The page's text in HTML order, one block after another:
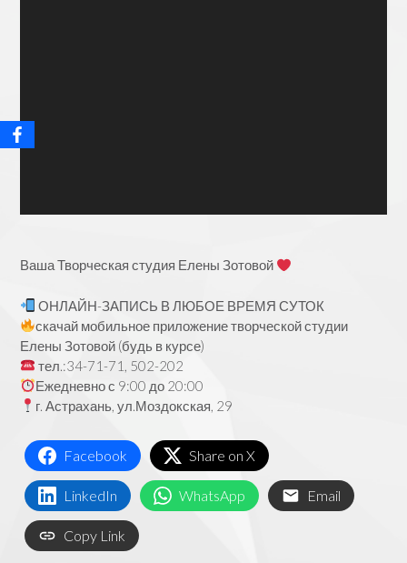
Ваша Творческая студия Елены Зотовой
ОНЛАЙН-ЗАПИСЬ В ЛЮБОЕ ВРЕМЯ СУТОК
скачай мобильное приложение творческой студии
Елены Зотовой (будь в курсе)
тел.:34-71-71, 502-202
Ежедневно с 9:00 до 20:00
г. Астрахань, ул.Моздокская, 29
Facebook Share on X
LinkedIn WhatsApp Email
Copy Link